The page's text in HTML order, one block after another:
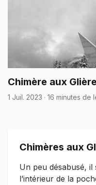
Chimère aux
1 Juil. 2023 · 16 minutes de
Chimères aux
Un peu désabusé, il
l’intérieur de la